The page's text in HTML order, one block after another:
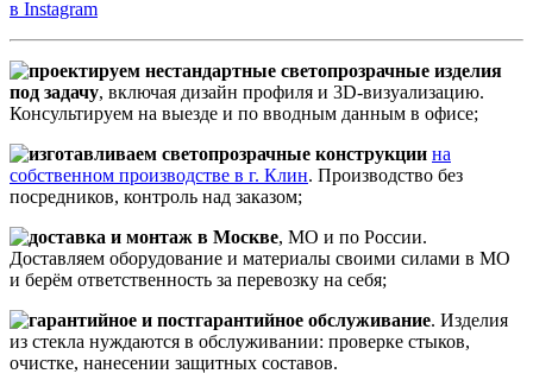
в Instagram
проектируем нестандартные светопрозрачные изделия
под задачу, включая дизайн профиля и 3D-визуализацию.
Консультируем на выезде и по вводным данным в офисе;
изготавливаем светопрозрачные конструкции на
собственном производстве в г. Клин. Производство без
посредников, контроль над заказом;
доставка и монтаж в Москве, МО и по России.
Доставляем оборудование и материалы своими силами в МО
и берём ответственность за перевозку на себя;
гарантийное и постгарантийное обслуживание. Изделия
из стекла нуждаются в обслуживании: проверке стыков,
очистке, нанесении защитных составов.